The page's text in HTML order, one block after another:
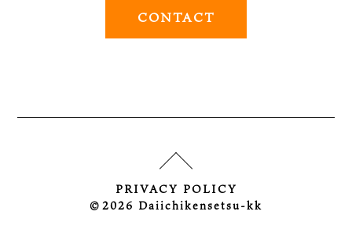
CONTACT
©︎2026 Daiichikensetsu-kk
PRIVACY POLICY